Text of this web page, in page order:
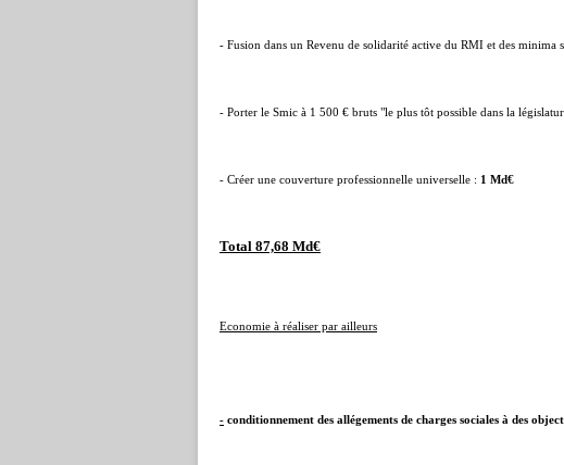
- Fusion dans un Revenu de solidarité active du RMI et des minima
- Porter le Smic à 1 500 € bruts "le plus tôt possible dans la
- Créer une couverture professionnelle universelle : 1 Md€
Total 87,68 Md€
Economie à réaliser par ailleurs
- conditionnement des allégements de charges sociales à des